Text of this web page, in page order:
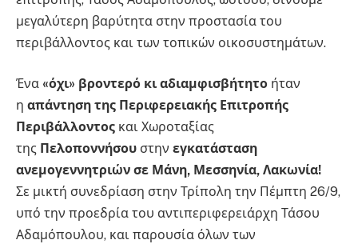
μεγαλύτερη βαρύτητα στην προστασία του
περιβάλλοντος και των τοπικών οικοσυστημάτων.
Ένα «όχι» βροντερό κι αδιαμφισβήτητο ήταν
η απάντηση της Περιφερειακής Επιτροπής
Περιβάλλοντος και Χωροταξίας
της Πελοποννήσου στην εγκατάσταση
ανεμογεννητριών σε Μάνη, Μεσσηνία, Λακωνία!
Σε μικτή συνεδρίαση στην Τρίπολη την Πέμπτη 26/9,
υπό την προεδρία του αντιπεριφερειάρχη Τάσου
Αδαμόπουλου, και παρουσία όλων των